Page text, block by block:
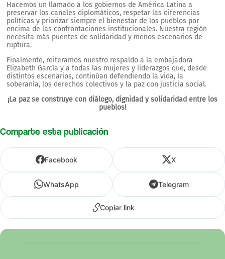
Hacemos un llamado a los gobiernos de América Latina a
preservar los canales diplomáticos, respetar las diferencias
políticas y priorizar siempre el bienestar de los pueblos por
encima de las confrontaciones institucionales. Nuestra región
necesita más puentes de solidaridad y menos escenarios de
ruptura.
Finalmente, reiteramos nuestro respaldo a la embajadora
Elizabeth García y a todas las mujeres y liderazgos que, desde
distintos escenarios, continúan defendiendo la vida, la
soberanía, los derechos colectivos y la paz con justicia social.
¡La paz se construye con diálogo, dignidad y solidaridad entre los
pueblos!
Comparte esta publicación
Facebook X
WhatsApp Telegram
Copiar link